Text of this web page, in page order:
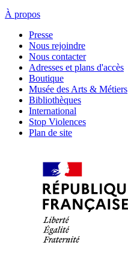
À propos
Presse
Nous rejoindre
Nous contacter
Adresses et plans d'accès
Boutique
Musée des Arts & Métiers
Bibliothèques
International
Stop Violences
Plan de site